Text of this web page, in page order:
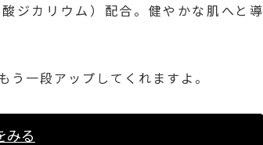
ジカリウム）配合。健やかな肌へと導
一段アップしてくれますよ。
みる